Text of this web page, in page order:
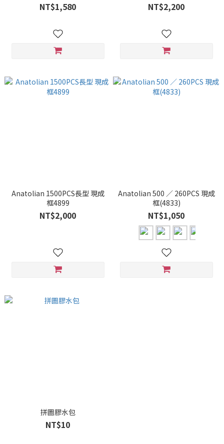
NT$1,580 NT$2,200
Anatolian 1500PCS長型 現成
框4899
NT$2,000
Anatolian 500 ∕ 260PCS 現成
框(4833)
NT$1,050
拼圖膠水包
NT$10